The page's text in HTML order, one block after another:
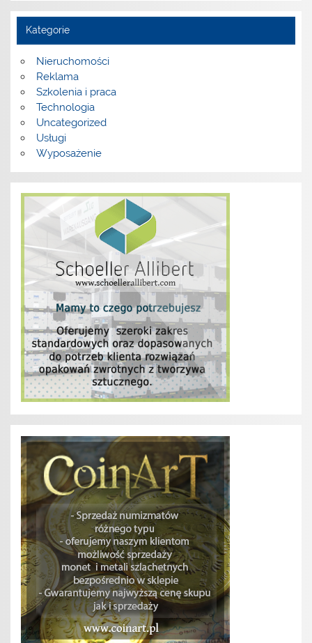
Kategorie
Nieruchomości
Reklama
Szkolenia i praca
Technologia
Uncategorized
Usługi
Wyposażenie